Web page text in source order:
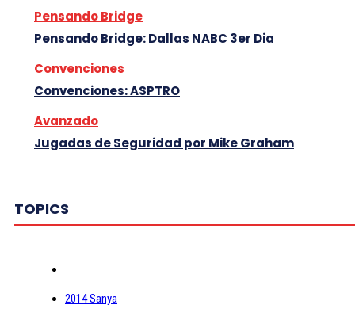
Pensando Bridge
Pensando Bridge: Dallas NABC 3er Dia
Convenciones
Convenciones: ASPTRO
Avanzado
Jugadas de Seguridad por Mike Graham
TOPICS
2014 Sanya